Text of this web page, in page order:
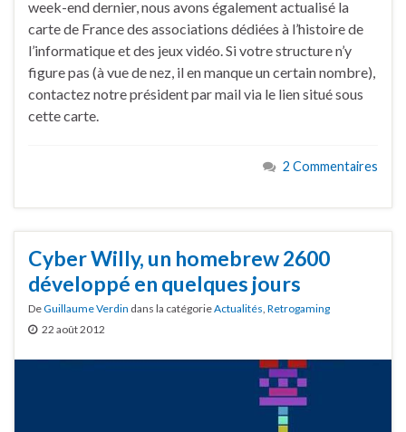
week-end dernier, nous avons également actualisé la
carte de France des associations dédiées à l’histoire de
l’informatique et des jeux vidéo. Si votre structure n’y
figure pas (à vue de nez, il en manque un certain nombre),
contactez notre président par mail via le lien situé sous
cette carte.
2 Commentaires
Cyber Willy, un homebrew 2600
développé en quelques jours
DeGuillaume Verdin dans la catégorieActualités Retrogaming
22 août 2012